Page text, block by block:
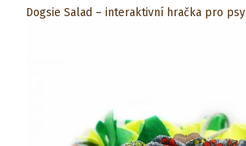
Dogsie Salad – interaktivní hračka pro psy